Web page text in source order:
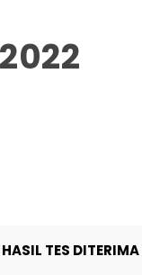
HASIL TES